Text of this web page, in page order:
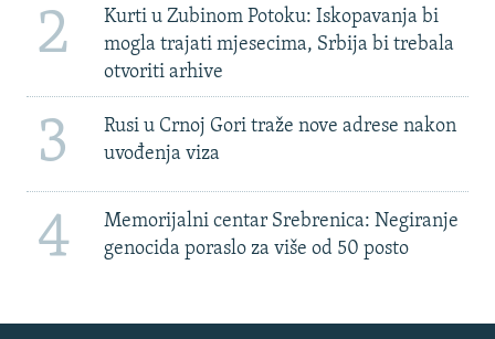
2
Kurti u Zubinom Potoku: Iskopavanja bi
mogla trajati mjesecima, Srbija bi trebala
otvoriti arhive
3
Rusi u Crnoj Gori traže nove adrese nakon
uvođenja viza
4
Memorijalni centar Srebrenica: Negiranje
genocida poraslo za više od 50 posto